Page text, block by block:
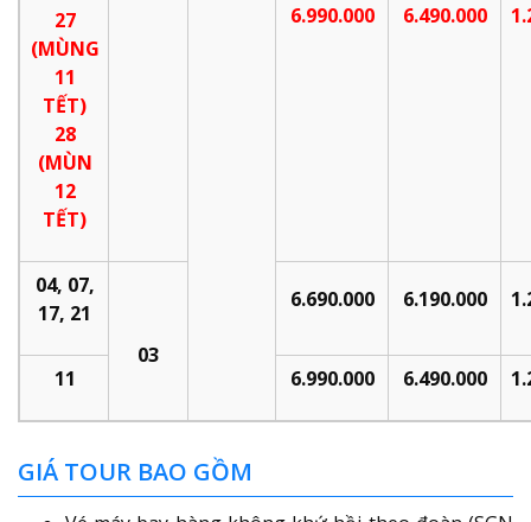
27
(MÙNG
11
TẾT)
28
(MÙN
12
TẾT)
6.990.000 6.490.000
04, 07,
17, 21
03
6.690.000 6.190.000
11 6.990.000 6.490.000
GIÁ TOUR BAO GỒM